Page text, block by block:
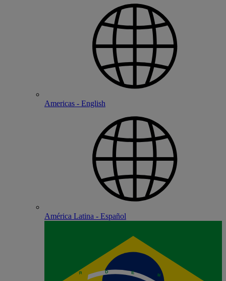
Americas - English
América Latina - Español